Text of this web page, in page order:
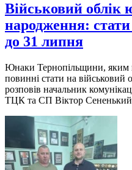
Військовий облік
народження:
до 31 липня
Юнаки Тернопільщини, яким
повинні стати на
розповів начальник
ТЦК та СП Віктор